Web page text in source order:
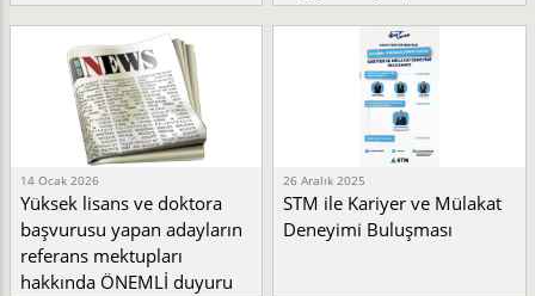
14 Ocak 2026
Yüksek lisans ve doktora
başvurusu yapan adayların
referans mektupları
hakkında ÖNEMLİ duyuru
26 Aralık 2025
STM ile Kariyer ve Mülakat
Deneyimi Buluşması